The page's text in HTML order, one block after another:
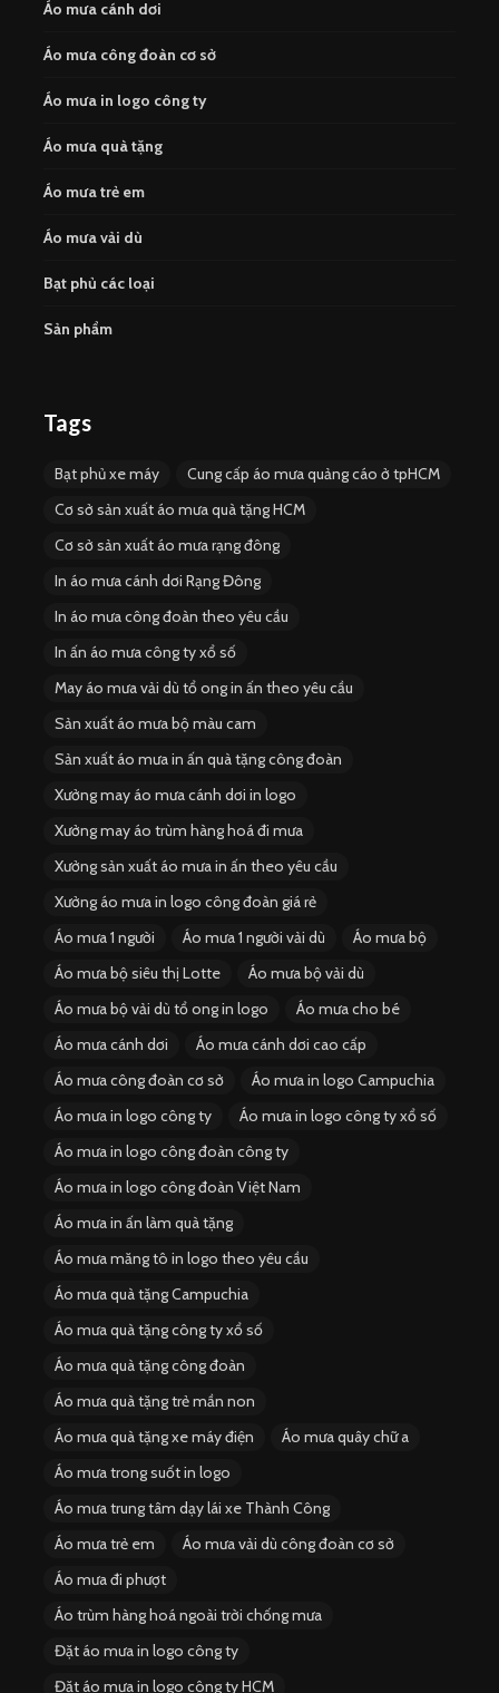
Áo mưa cánh dơi
Áo mưa công đoàn cơ sở
Áo mưa in logo công ty
Áo mưa quà tặng
Áo mưa trẻ em
Áo mưa vải dù
Bạt phủ các loại
Sản phẩm
Tags
Bạt phủ xe máy
Cung cấp áo mưa quảng cáo ở tpHCM
Cơ sở sản xuất áo mưa quà tặng HCM
Cơ sở sản xuất áo mưa rạng đông
In áo mưa cánh dơi Rạng Đông
In áo mưa công đoàn theo yêu cầu
In ấn áo mưa công ty xổ số
May áo mưa vải dù tổ ong in ấn theo yêu cầu
Sản xuất áo mưa bộ màu cam
Sản xuất áo mưa in ấn quà tặng công đoàn
Xưởng may áo mưa cánh dơi in logo
Xưởng may áo trùm hàng hoá đi mưa
Xưởng sản xuất áo mưa in ấn theo yêu cầu
Xưởng áo mưa in logo công đoàn giá rẻ
Áo mưa 1 người
Áo mưa 1 người vải dù
Áo mưa bộ
Áo mưa bộ siêu thị Lotte
Áo mưa bộ vải dù
Áo mưa bộ vải dù tổ ong in logo
Áo mưa cho bé
Áo mưa cánh dơi
Áo mưa cánh dơi cao cấp
Áo mưa công đoàn cơ sở
Áo mưa in logo Campuchia
Áo mưa in logo công ty
Áo mưa in logo công ty xổ số
Áo mưa in logo công đoàn công ty
Áo mưa in logo công đoàn Việt Nam
Áo mưa in ấn làm quà tặng
Áo mưa măng tô in logo theo yêu cầu
Áo mưa quà tặng Campuchia
Áo mưa quà tặng công ty xổ số
Áo mưa quà tặng công đoàn
Áo mưa quà tặng trẻ mần non
Áo mưa quà tặng xe máy điện
Áo mưa quây chữ a
Áo mưa trong suốt in logo
Áo mưa trung tâm dạy lái xe Thành Công
Áo mưa trẻ em
Áo mưa vải dù công đoàn cơ sở
Áo mưa đi phượt
Áo trùm hàng hoá ngoài trời chống mưa
Đặt áo mưa in logo công ty
Đặt áo mưa in logo công ty HCM